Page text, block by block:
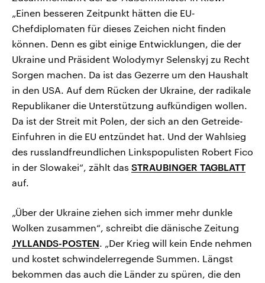
„Einen besseren Zeitpunkt hätten die EU-
Chefdiplomaten für dieses Zeichen nicht finden
können. Denn es gibt einige Entwicklungen, die der
Ukraine und Präsident Wolodymyr Selenskyj zu Recht
Sorgen machen. Da ist das Gezerre um den Haushalt
in den USA. Auf dem Rücken der Ukraine, der radikale
Republikaner die Unterstützung aufkündigen wollen.
Da ist der Streit mit Polen, der sich an den Getreide-
Einfuhren in die EU entzündet hat. Und der Wahlsieg
des russlandfreundlichen Linkspopulisten Robert Fico
in der Slowakei“, zählt das STRAUBINGER TAGBLATT
auf.
„Über der Ukraine ziehen sich immer mehr dunkle
Wolken zusammen“, schreibt die dänische Zeitung
JYLLANDS-POSTEN. „Der Krieg will kein Ende nehmen
und kostet schwindelerregende Summen. Längst
bekommen das auch die Länder zu spüren, die den